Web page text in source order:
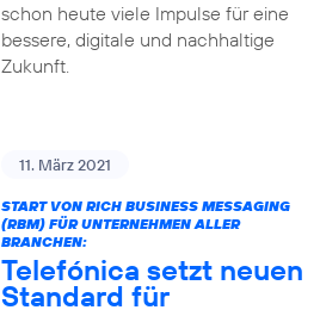
schon heute viele Impulse für eine
bessere, digitale und nachhaltige
Zukunft.
11. März 2021
START VON RICH BUSINESS MESSAGING
(RBM) FÜR UNTERNEHMEN ALLER
BRANCHEN:
Telefónica setzt neuen
Standard für